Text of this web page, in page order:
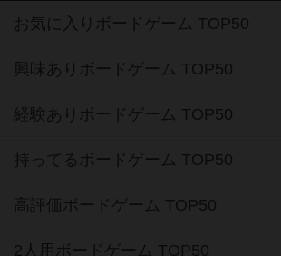
お気に入りボードゲーム TOP50
興味ありボードゲーム TOP50
経験ありボードゲーム TOP50
持ってるボードゲーム TOP50
高評価ボードゲーム TOP50
2人用ボードゲーム TOP50